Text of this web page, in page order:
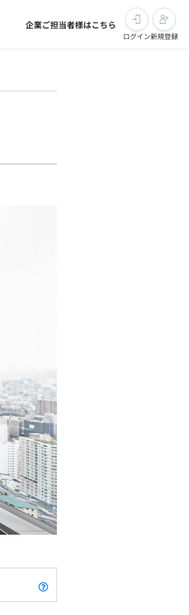
企業ご担当者様はこちら
ログイン新規登録